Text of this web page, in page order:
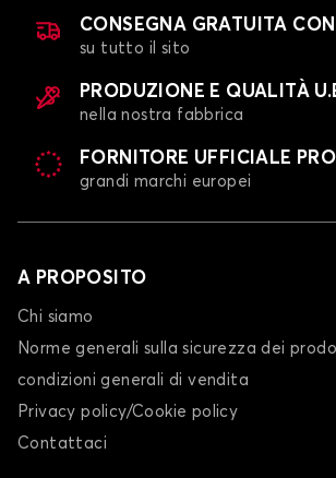
CONSEGNA GRATUITA
su tutto il sito
PRODUZIONE E QUALITÀ
nella nostra fabbrica
FORNITORE UFFICIALE
grandi marchi europei
A PROPOSITO
Chi siamo
Norme generali sulla sicurezza dei
condizioni generali di vendita
Privacy policy/Cookie policy
Contattaci